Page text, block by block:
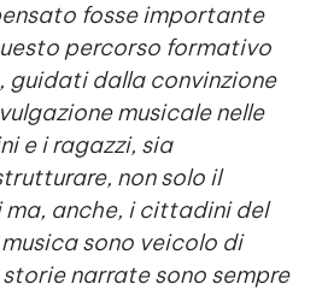
fosse importante
percorso formativo
guidati dalla convinzione
musicale nelle
e i ragazzi, sia
non solo il
anche, i cittadini del
sono veicolo di
narrate sono sempre